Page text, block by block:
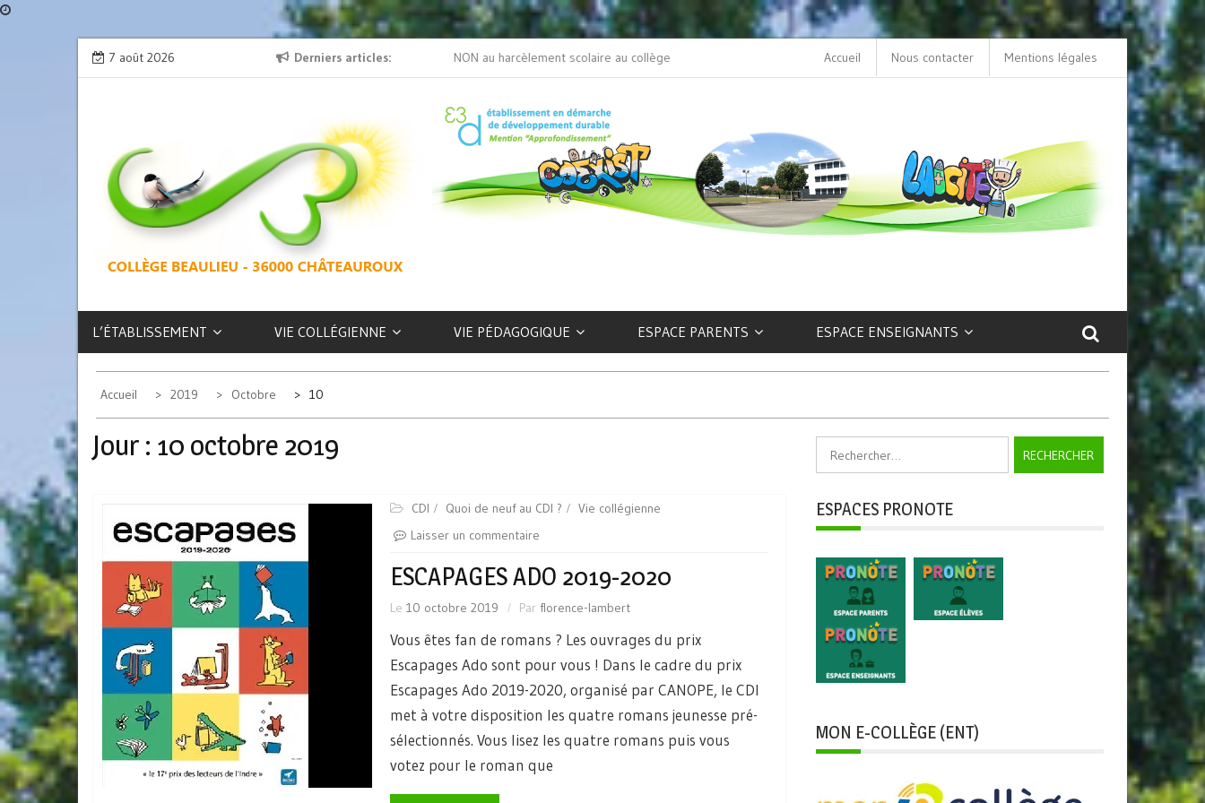
Skip
7 août 2026 Derniers articles
» : l’émission de radioL’exposition des latinistes est là ! NON au harcèlement scolaire au collège Beaulieu
L’option LCA Latin au collège : une porte
sur la culture et le patrimoine antique !
Accueil Nous contacter Mentions légales
COLLÈGE
BEAULIEU –
CHÂTEAUROUX
L’ÉTABLISSEMENT VIE COLLÉGIENNE VIE PÉDAGOGIQUE ESPACE PARENTS ESPACE ENSEIGNANTS
Accueil 2019 Octobre 10
Jour : 10 octobre 2019
CDI Quoi de neuf au CDI ?
Vie collégienne
Laisser un commentaire
ESCAPAGES ADO 2019-2020
Le 10 octobre 2019 Par florence-lambert
Vous êtes fan de romans ? Les ouvrages du prix
Escapages Ado sont pour vous ! Dans le cadre du prix
Escapages Ado 2019-2020, organisé par CANOPE, le CDI
met à votre disposition les quatre romans jeunesse pré-
sélectionnés. Vous lisez les quatre romans puis vous
votez pour le roman que
ESPACES PRONOTE
MON E-COLLÈGE (ENT)